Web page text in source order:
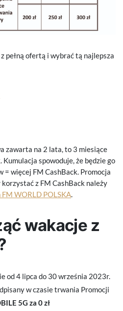
pełną ofertą i wybrać tą najlepsza
zawarta na 2 lata, to 3 miesiące
spowoduje, że będzie go
= więcej FM CashBack. Promocja
z FM CashBack należy
WORLD POLSKA.
wakacje z
od 4 lipca do 30 września 2023r.
w czasie trwania Promocji
5G za 0 zł